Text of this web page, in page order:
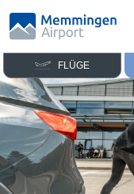
FLÜGE